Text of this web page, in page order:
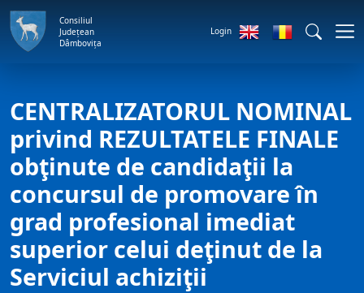
Consiliul
Județean
Dâmbovița
Login
CENTRALIZATORUL NOMINAL
privind REZULTATELE FINALE
obţinute de candidaţii la
concursul de promovare în
grad profesional imediat
superior celui deţinut de la
Serviciul achiziţii